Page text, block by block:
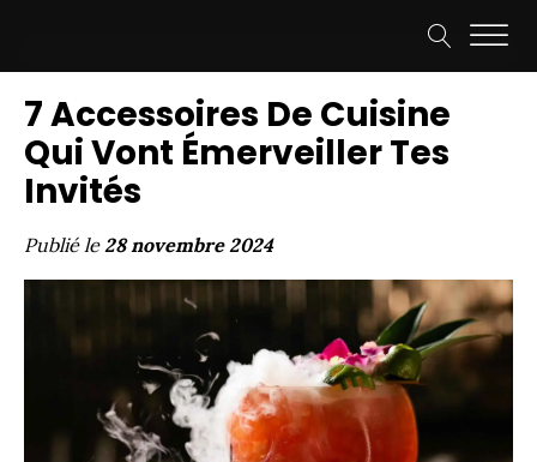
7 Accessoires De Cuisine
Qui Vont Émerveiller Tes
Invités
Publié le28 novembre 2024